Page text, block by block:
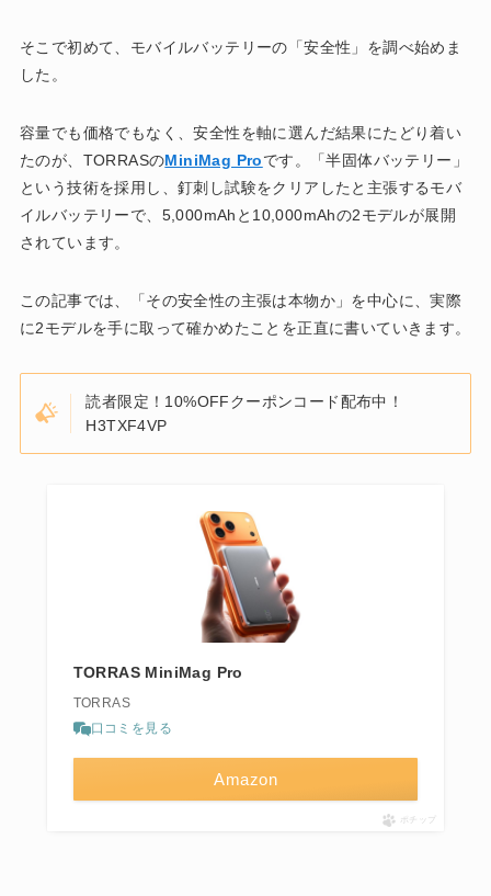
そこで初めて、モバイルバッテリーの「安全性」を調べ始めま
した。
容量でも価格でもなく、安全性を軸に選んだ結果にたどり着い
たのが、TORRASのMiniMag Proです。「半固体バッテリー」
という技術を採用し、釘刺し試験をクリアしたと主張するモバ
イルバッテリーで、5,000mAhと10,000mAhの2モデルが展開
されています。
この記事では、「その安全性の主張は本物か」を中心に、実際
に2モデルを手に取って確かめたことを正直に書いていきます。
読者限定！10%OFFクーポンコード配布中！
H3TXF4VP
TORRAS MiniMag Pro
TORRAS
口コミを見る
Amazon
ポチップ